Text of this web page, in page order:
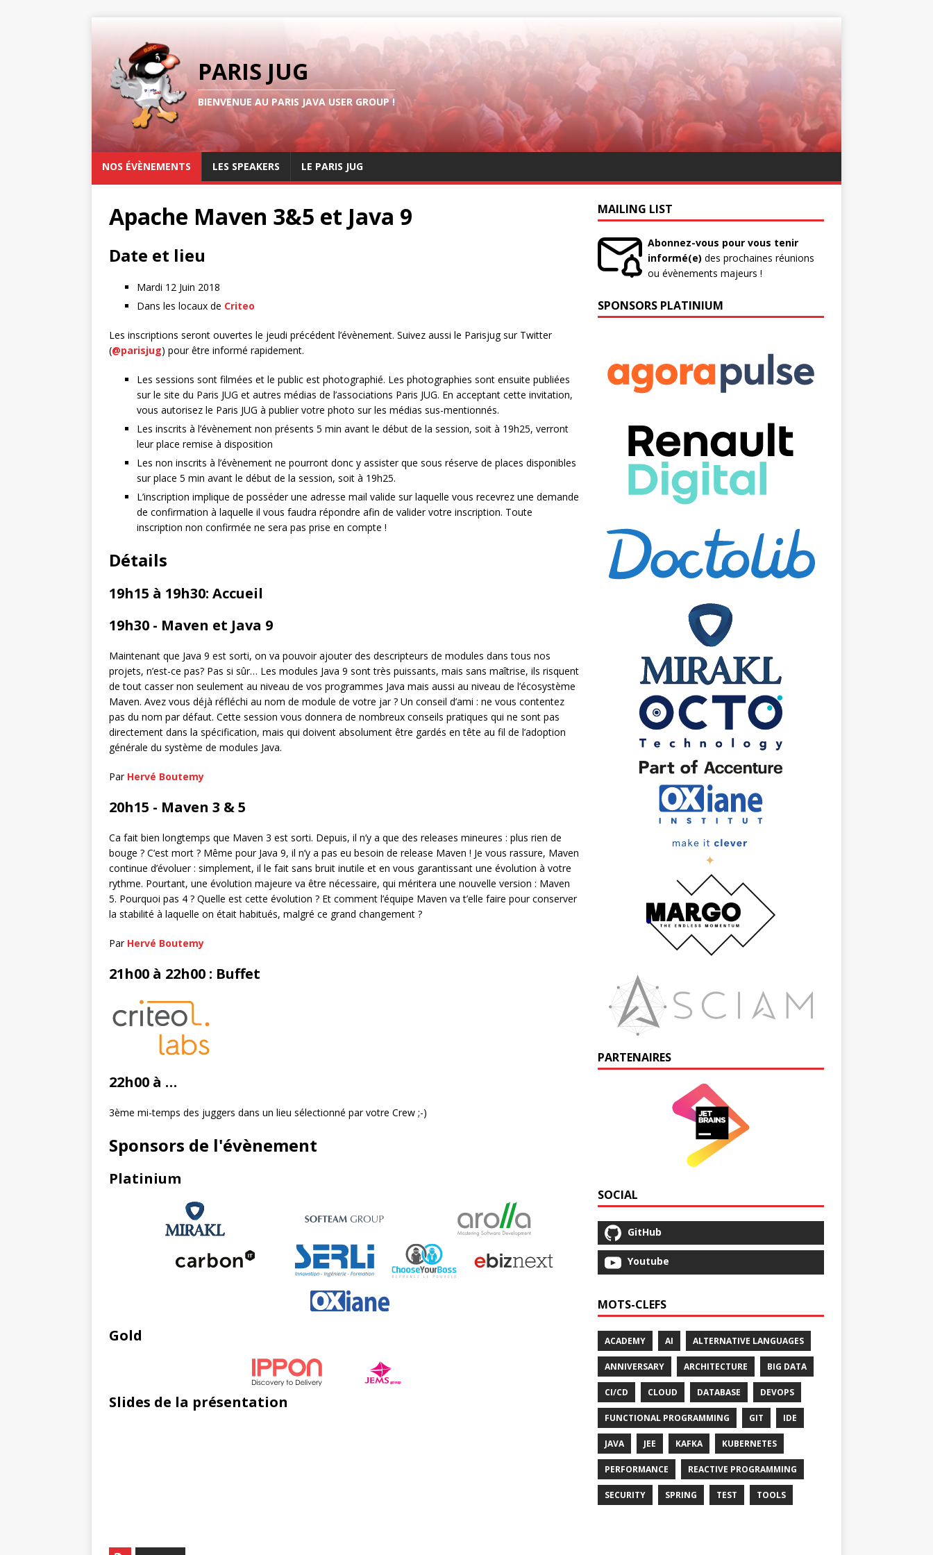
PARIS JUG
BIENVENUE AU PARIS JAVA USER GROUP !
NOS ÉVÈNEMENTS LES SPEAKERS LE PARIS JUG
Apache Maven 3&5 et Java 9
Date et lieu
Mardi 12 Juin 2018
Dans les locaux de Criteo
Les inscriptions seront ouvertes le jeudi précédent l’évènement. Suivez aussi le Parisjug sur Twitter
(@parisjug) pour être informé rapidement.
Les sessions sont filmées et le public est photographié. Les photographies sont ensuite publiées
sur le site du Paris JUG et autres médias de l’associations Paris JUG. En acceptant cette invitation,
vous autorisez le Paris JUG à publier votre photo sur les médias sus-mentionnés.
Les inscrits à l’évènement non présents 5 min avant le début de la session, soit à 19h25, verront
leur place remise à disposition
Les non inscrits à l’évènement ne pourront donc y assister que sous réserve de places disponibles
sur place 5 min avant le début de la session, soit à 19h25.
L’inscription implique de posséder une adresse mail valide sur laquelle vous recevrez une demande
de confirmation à laquelle il vous faudra répondre afin de valider votre inscription. Toute
inscription non confirmée ne sera pas prise en compte !
Détails
19h15 à 19h30: Accueil
19h30 - Maven et Java 9
Maintenant que Java 9 est sorti, on va pouvoir ajouter des descripteurs de modules dans tous nos
projets, n’est-ce pas? Pas si sûr… Les modules Java 9 sont très puissants, mais sans maîtrise, ils risquent
de tout casser non seulement au niveau de vos programmes Java mais aussi au niveau de l’écosystème
Maven. Avez vous déjà réfléchi au nom de module de votre jar ? Un conseil d’ami : ne vous contentez
pas du nom par défaut. Cette session vous donnera de nombreux conseils pratiques qui ne sont pas
directement dans la spécification, mais qui doivent absolument être gardés en tête au fil de l’adoption
générale du système de modules Java.
Par Hervé Boutemy
20h15 - Maven 3 & 5
Ca fait bien longtemps que Maven 3 est sorti. Depuis, il n’y a que des releases mineures : plus rien de
bouge ? C’est mort ? Même pour Java 9, il n’y a pas eu besoin de release Maven ! Je vous rassure, Maven
continue d’évoluer : simplement, il le fait sans bruit inutile et en vous garantissant une évolution à votre
rythme. Pourtant, une évolution majeure va être nécessaire, qui méritera une nouvelle version : Maven
5. Pourquoi pas 4 ? Quelle est cette évolution ? Et comment l’équipe Maven va t’elle faire pour conserver
la stabilité à laquelle on était habitués, malgré ce grand changement ?
Par Hervé Boutemy
21h00 à 22h00 : Buffet
22h00 à …
3ème mi-temps des juggers dans un lieu sélectionné par votre Crew ;-)
Sponsors de l'évènement
Platinium
Gold
Slides de la présentation
MAILING LIST
Abonnez-vous pour vous tenir
informé(e) des prochaines réunions
ou évènements majeurs !
SPONSORS PLATINIUM
PARTENAIRES
SOCIAL
GitHub
Youtube
MOTS-CLEFS
ACADEMY AI ALTERNATIVE LANGUAGES
ANNIVERSARY ARCHITECTURE BIG DATA
CI/CD CLOUD DATABASE DEVOPS
FUNCTIONAL PROGRAMMING GIT IDE
JAVA JEE KAFKA KUBERNETES
PERFORMANCE REACTIVE PROGRAMMING
SECURITY SPRING TEST TOOLS